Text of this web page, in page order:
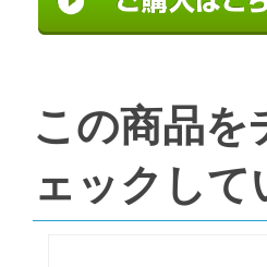
この商品を
ェックして